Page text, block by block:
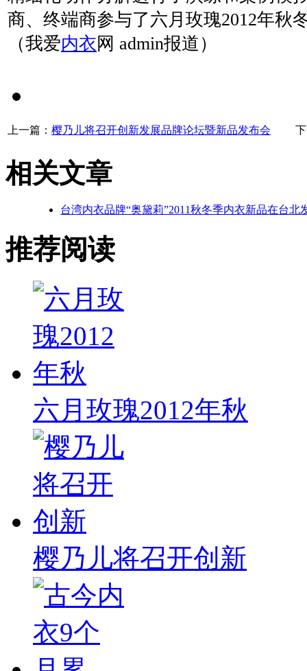
商、终端商参与了六月玫瑰2012年秋
（我爱内衣网 admin报道）
上一篇： 樱乃儿将召开创新发展品牌论坛暨新品发布会 下一
相关文章
台湾内衣品牌“奥黛莉”2011秋冬季内衣新品在台北
推荐阅读
六月玫瑰2012年秋
樱乃儿将召开创新